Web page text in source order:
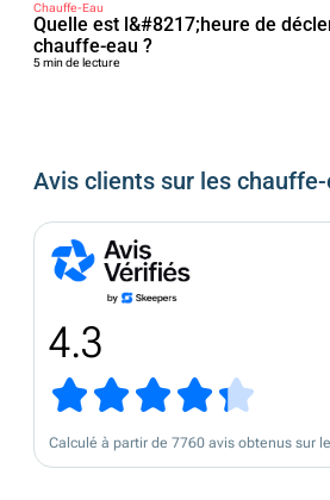
Chauffe-Eau
Quelle est l&#8217;heure de
chauffe-eau ?
5 min de lecture
Avis clients sur les chauffe-
4.3
Calculé à partir de 7760 avis obtenus sur